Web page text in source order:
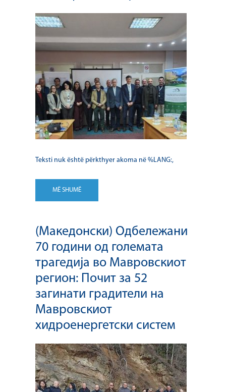
Teksti nuk është përkthyer akoma në %LANG:,
MË SHUMË
(Македонски) Одбележани
70 години од големата
трагедија во Мавровскиот
регион: Почит за 52
загинати градители на
Мавровскиот
хидроенергетски систем